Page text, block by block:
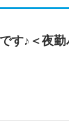
す♪＜夜勤